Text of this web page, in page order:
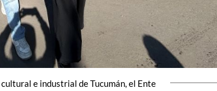
e industrial de Tucumán, el Ente